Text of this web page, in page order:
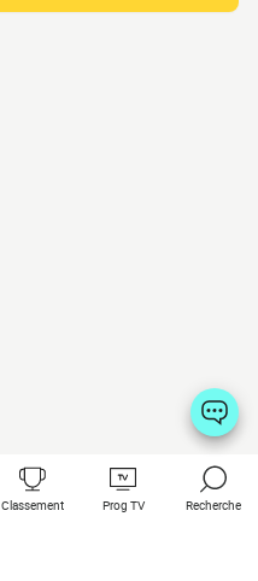
Classement Prog TV Recherche